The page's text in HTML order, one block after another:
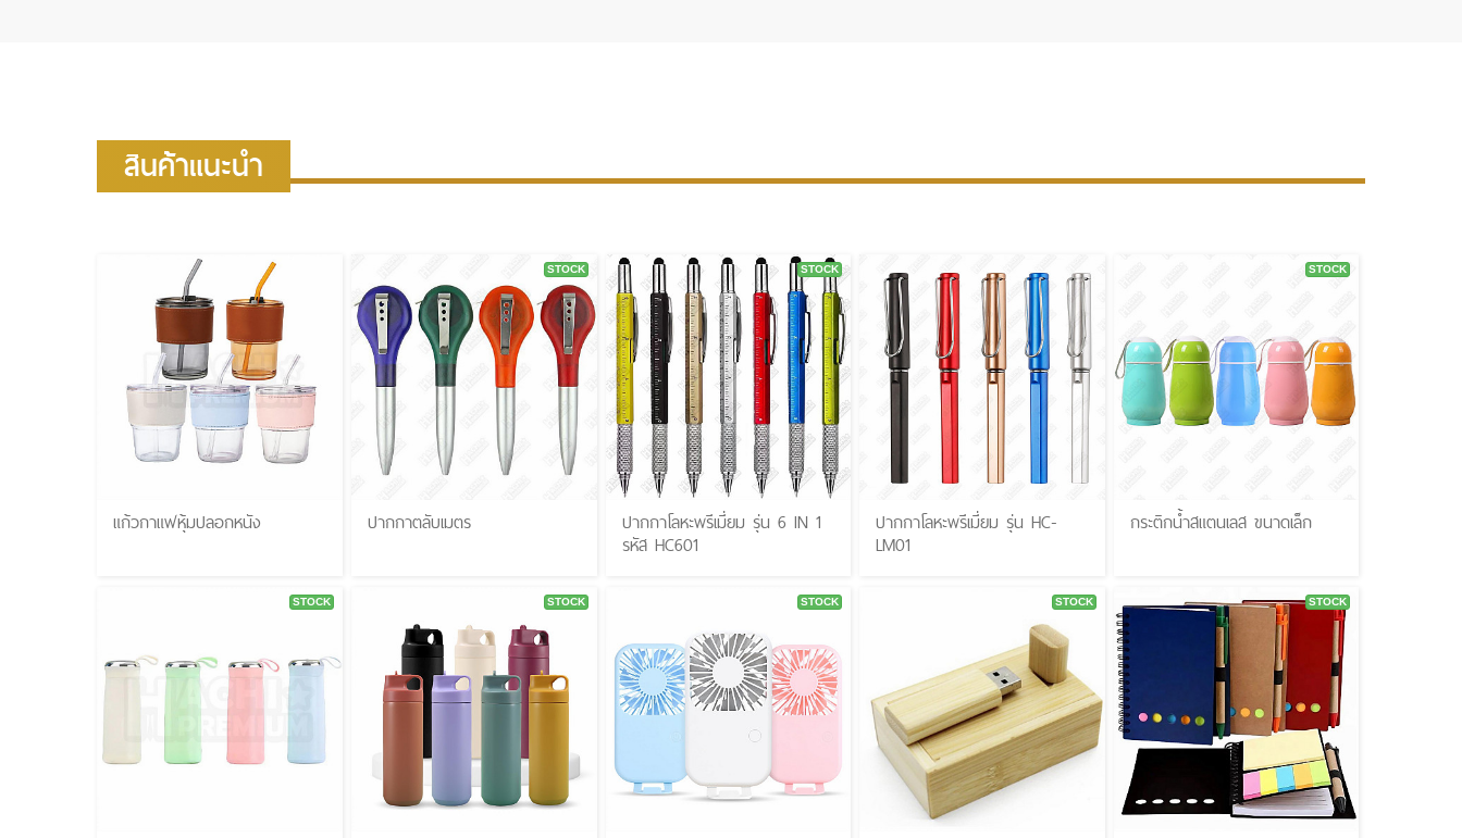
สินค้าแนะนำ
แก้วกาแฟหุ้มปลอกหนัง
STOCK
ปากกาตลับเมตร
STOCK
ปากกาโลหะพรีเมี่ยม รุ่น 6 IN 1
รหัส HC601
ปากกาโลหะพรีเมี่ยม รุ่น HC-
LM01
STOCK
กระติกน้ำสแตนเลส ขนาดเล็ก
STOCK STOCK STOCK STOCK STOCK